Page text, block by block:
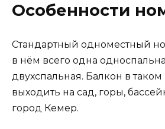
Особенности
Стандартный одноместный
в нём всего одна
двухспальная. Балкон в
выходить на сад, горы,
город Кемер.